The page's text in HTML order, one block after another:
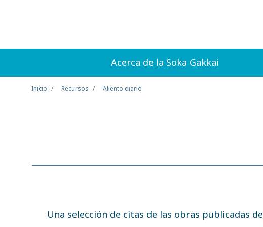
Acerca de la Soka Gakkai
Inicio Recursos Aliento diario
Una selección de citas de las obras publicadas de